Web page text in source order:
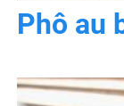
Phô au